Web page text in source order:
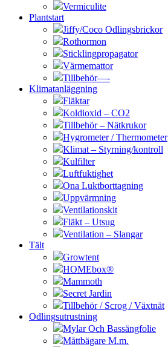
Vermiculite
Plantstart
Jiffy/Coco Odlingsbrickor
Rothormon
Sticklingpropagator
Värmemattor
Tillbehör—-
Klimatanläggning
Fläktar
Koldioxid – CO2
Tillbehör – Nätkrukor
Hygrometer / Thermometer
Klimat – Styrning/kontroll
Kulfilter
Luftfuktighet
Ona Luktborttagning
Uppvärmning
Ventilationskit
Fläkt – Utsug
Ventilation – Slangar
Tält
Growtent
HOMEbox®
Mammoth
Secret Jardin
Tillbehör / Scrog / Växtnät
Odlingsutrustning
Mylar Och Bassängfolie
Måttbägare M.m.